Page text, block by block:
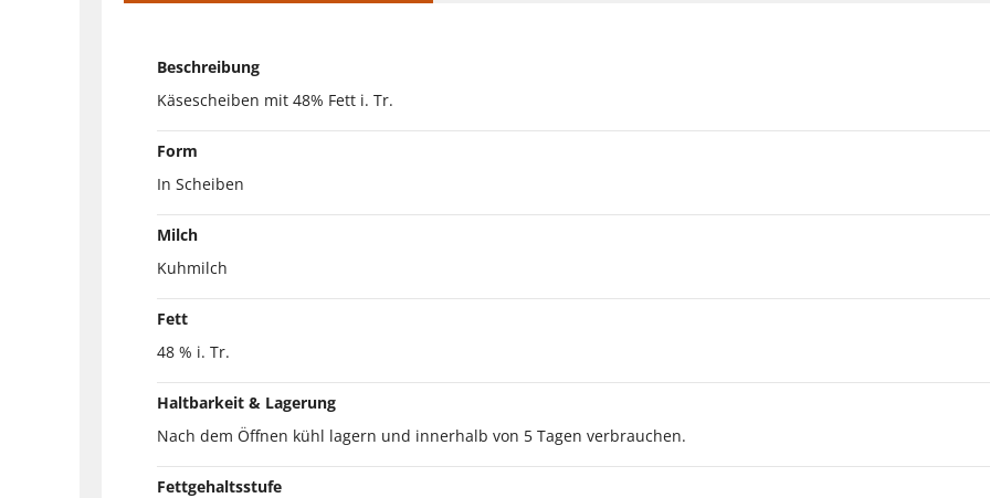
Beschreibung
Käsescheiben mit 48% Fett i. Tr.
Form
In Scheiben
Milch
Kuhmilch
Fett
48 % i. Tr.
Haltbarkeit & Lagerung
Nach dem Öffnen kühl lagern und innerhalb von 5 Tagen verbrauchen.
Fettgehaltsstufe